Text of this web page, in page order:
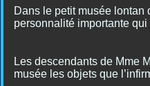
Dans le petit musée lontan
personnalité importante
Les descendants de Mme
musée les objets que